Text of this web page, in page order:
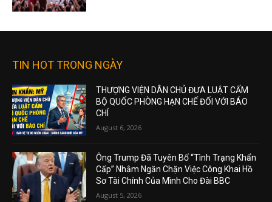
TIN HOT TRONG NGÀY
THƯỢNG VIỆN DÂN CHỦ ĐƯA LUẬT CẤM
BỘ QUỐC PHÒNG HẠN CHẾ ĐỐI VỚI BÁO
CHÍ
August 6, 2026
Ông Trump Đã Tuyên Bố “Tình Trạng Khẩn
Cấp” Nhằm Ngăn Chặn Việc Công Khai Hồ
Sơ Tài Chính Của Mình Cho Đài BBC
August 5, 2026